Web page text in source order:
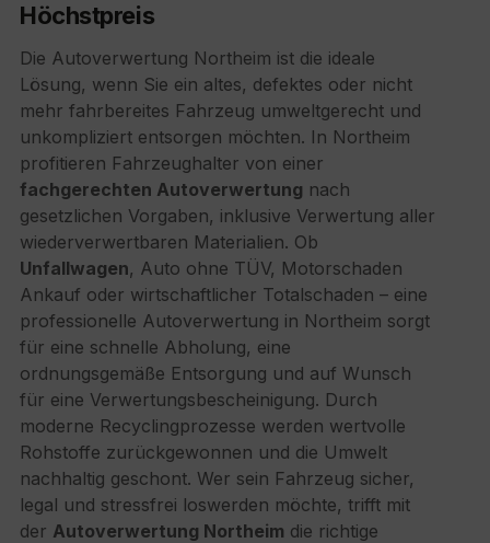
Höchstpreis
Die Autoverwertung Northeim ist die ideale
Lösung, wenn Sie ein altes, defektes oder nicht
mehr fahrbereites Fahrzeug umweltgerecht und
unkompliziert entsorgen möchten. In Northeim
profitieren Fahrzeughalter von einer
fachgerechten Autoverwertung nach
gesetzlichen Vorgaben, inklusive Verwertung aller
wiederverwertbaren Materialien. Ob
Unfallwagen, Auto ohne TÜV, Motorschaden
Ankauf oder wirtschaftlicher Totalschaden – eine
professionelle Autoverwertung in Northeim sorgt
für eine schnelle Abholung, eine
ordnungsgemäße Entsorgung und auf Wunsch
für eine Verwertungsbescheinigung. Durch
moderne Recyclingprozesse werden wertvolle
Rohstoffe zurückgewonnen und die Umwelt
nachhaltig geschont. Wer sein Fahrzeug sicher,
legal und stressfrei loswerden möchte, trifft mit
der Autoverwertung Northeim die richtige